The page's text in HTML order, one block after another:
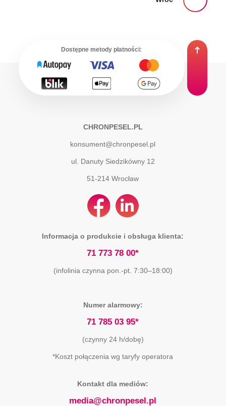
Dostępne metody płatności:
CHRONPESEL.PL
konsument@chronpesel.pl
ul. Danuty Siedzikówny 12
51-214 Wrocław
Informacja o produkcie i obsługa klienta:
71 773 78 00*
(infolinia czynna pon.-pt. 7:30–18:00)
Numer alarmowy:
71 785 03 95*
(czynny 24 h/dobę)
*Koszt połączenia wg taryfy operatora
Kontakt dla mediów:
media@chronpesel.pl